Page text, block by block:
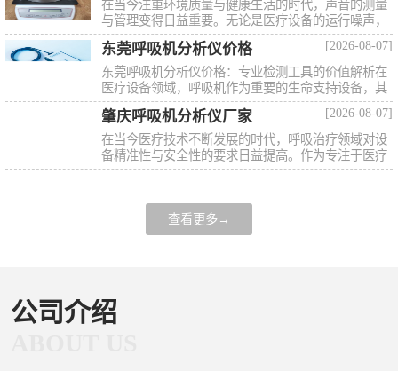
在当今注重环境质量与健康生活的时代，声音的测量
与管理变得日益重要。无论是医疗设备的运行噪声，
还是工业环境的声学评估..
东莞呼吸机分析仪价格
[2026-08-07]
东莞呼吸机分析仪价格：专业检测工具的价值解析在
医疗设备领域，呼吸机作为重要的生命支持设备，其
性能的精准与可靠直接关..
肇庆呼吸机分析仪厂家
[2026-08-07]
在当今医疗技术不断发展的时代，呼吸治疗领域对设
备精准性与安全性的要求日益提高。作为专注于医疗
设备研发与生产的企业，..
查看更多→
公司介绍